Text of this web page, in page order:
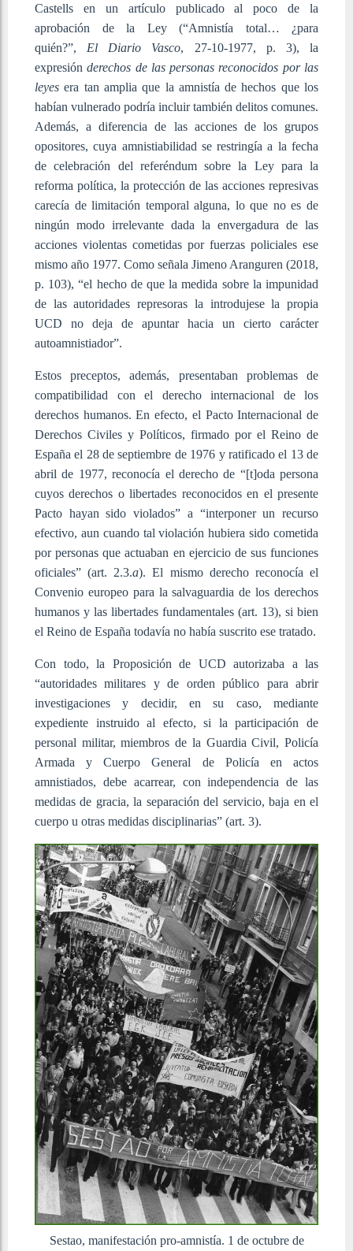
Castells en un artículo publicado al poco de la
aprobación de la Ley (“Amnistía total… ¿para
quién?”, El Diario Vasco, 27-10-1977, p. 3), la
expresiónderechos de las personas reconocidos por las
leyesera tan amplia que la amnistía de hechos que los
habían vulnerado podría incluir también delitos comunes.
Además, a diferencia de las acciones de los grupos
opositores, cuya amnistiabilidad se restringía a la fecha
de celebración del referéndum sobre la Ley para la
reforma política, la protección de las acciones represivas
carecía de limitación temporal alguna, lo que no es de
ningún modo irrelevante dada la envergadura de las
acciones violentas cometidas por fuerzas policiales ese
mismo año 1977. Como señala Jimeno Aranguren (2018,
p. 103), “el hecho de que la medida sobre la impunidad
de las autoridades represoras la introdujese la propia
UCD no deja de apuntar hacia un cierto carácter
autoamnistiador”.
Estos preceptos, además, presentaban problemas de
compatibilidad con el derecho internacional de los
derechos humanos. En efecto, el Pacto Internacional de
Derechos Civiles y Políticos, firmado por el Reino de
España el 28 de septiembre de 1976 y ratificado el 13 de
abril de 1977, reconocía el derecho de “[t]oda persona
cuyos derechos o libertades reconocidos en el presente
Pacto hayan sido violados” a “interponer un recurso
efectivo, aun cuando tal violación hubiera sido cometida
por personas que actuaban en ejercicio de sus funciones
oficiales” (art. 2.3.a). El mismo derecho reconocía el
Convenio europeo para la salvaguardia de los derechos
humanos y las libertades fundamentales (art. 13), si bien
el Reino de España todavía no había suscrito ese tratado.
Con todo, la Proposición de UCD autorizaba a las
“autoridades militares y de orden público para abrir
investigaciones y decidir, en su caso, mediante
expediente instruido al efecto, si la participación de
personal militar, miembros de la Guardia Civil, Policía
Armada y Cuerpo General de Policía en actos
amnistiados, debe acarrear, con independencia de las
medidas de gracia, la separación del servicio, baja en el
cuerpo u otras medidas disciplinarias” (art. 3).
Sestao, manifestación pro-amnistía. 1 de octubre de